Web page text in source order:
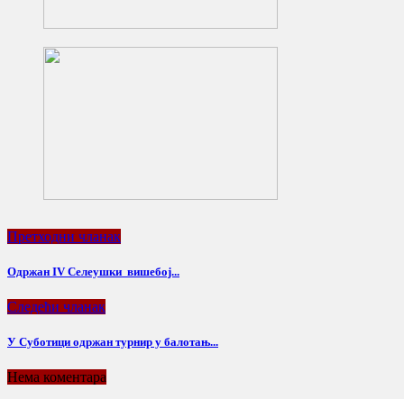
Претходни чланак
Одржан IV Селеушки вишебој...
Следећи чланак
У Суботици одржан турнир у балотањ...
Нема коментара